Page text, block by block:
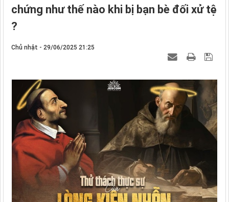
chứng như thế nào khi bị bạn bè đối xử tệ
?
Chủ nhật - 29/06/2025 21:25